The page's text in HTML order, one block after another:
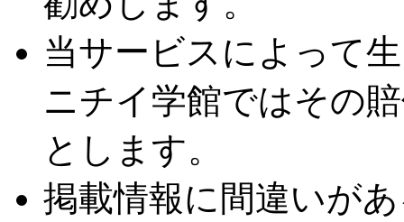
当サービスによって
ニチイ学館ではその
とします。
掲載情報に間違いが